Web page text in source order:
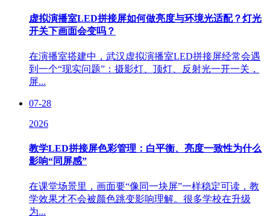
虚拟演播室LED拼接屏如何做亮度与环境光适配？灯光
开关下画面会变吗？
在演播室搭建中，武汉虚拟演播室LED拼接屏经常会遇
到一个“现实问题”：摄影灯、顶灯、反射光一开一关，
屏...
07-28
2026
教学LED拼接屏色彩管理：白平衡、亮度一致性为什么
影响“同屏感”
在课堂场景里，画面要“像同一块屏”一样稳定可读，教
学效果才不会被颜色跳变影响理解。很多学校在升级
为...